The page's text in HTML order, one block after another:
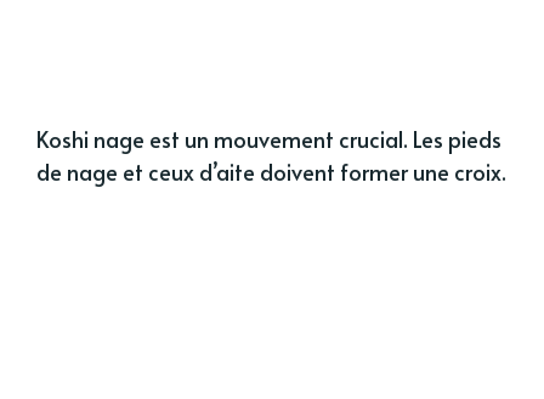
Koshi nage est un mouvement crucial. Les pieds
de nage et ceux d’aite doivent former une croix.